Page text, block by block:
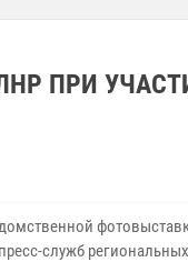
ПРИ
служб региональных